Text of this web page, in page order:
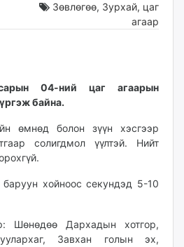
Зөвлөгөө, Зурхай, цаг
агаар
04-ний цаг агаарын
байна.
өмнөд болон зүүн хэсгээр
солигдмол үүлтэй. Нийт
баруун хойноос секундэд 5-10
Шөнөдөө Дархадын хотгор,
Завхан голын эх,